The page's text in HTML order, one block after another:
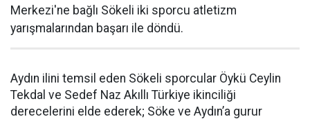
Merkezi'ne bağlı Sökeli iki sporcu atletizm
yarışmalarından başarı ile döndü.
Aydın ilini temsil eden Sökeli sporcular Öykü Ceylin
Tekdal ve Sedef Naz Akıllı Türkiye ikinciliği
derecelerini elde ederek; Söke ve Aydın’a gurur